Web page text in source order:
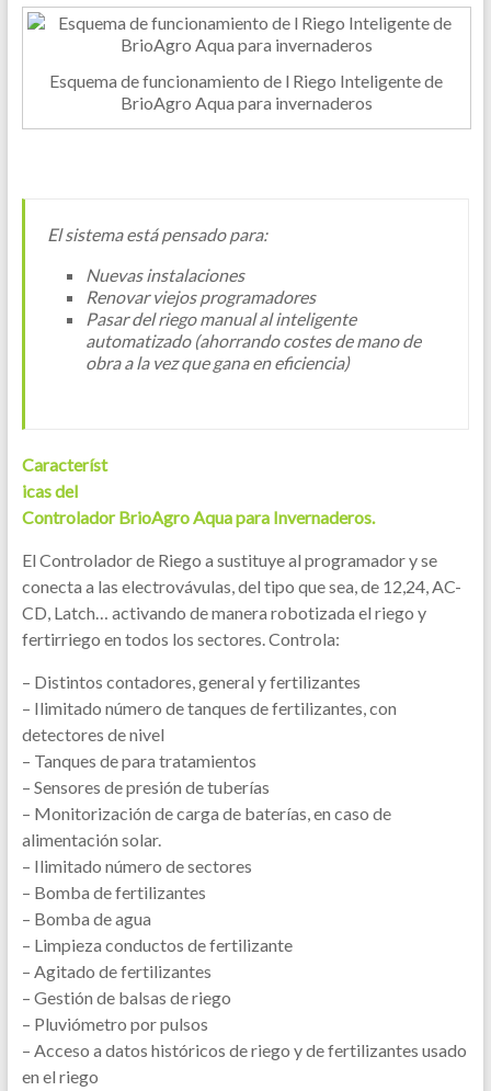
Esquema de funcionamiento de l Riego Inteligente de
BrioAgro Aqua para invernaderos
El sistema está pensado para:
Nuevas instalaciones
Renovar viejos programadores
Pasar del riego manual al inteligente
automatizado (ahorrando costes de mano de
obra a la vez que gana en eficiencia)
Característ
icas del
Controlador BrioAgro Aqua para Invernaderos.
El Controlador de Riego a sustituye al programador y se
conecta a las electrovávulas, del tipo que sea, de 12,24, AC-
CD, Latch… activando de manera robotizada el riego y
fertirriego en todos los sectores. Controla:
– Distintos contadores, general y fertilizantes
– Ilimitado número de tanques de fertilizantes, con
detectores de nivel
– Tanques de para tratamientos
– Sensores de presión de tuberías
– Monitorización de carga de baterías, en caso de
alimentación solar.
– Ilimitado número de sectores
– Bomba de fertilizantes
– Bomba de agua
– Limpieza conductos de fertilizante
– Agitado de fertilizantes
– Gestión de balsas de riego
– Pluviómetro por pulsos
– Acceso a datos históricos de riego y de fertilizantes usado
en el riego